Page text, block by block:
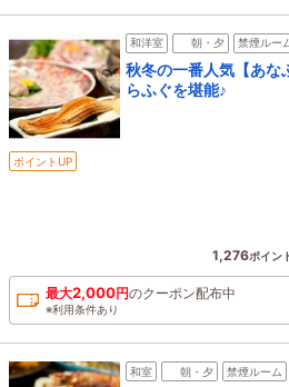
和洋室 朝・夕 禁煙ルー
秋冬の一番人気【あな
らふぐを堪能♪
ポイントUP
1,276ポイン
最大2,000円のクーポン配布中
※利用条件あり
和室 朝・夕 禁煙ルーム